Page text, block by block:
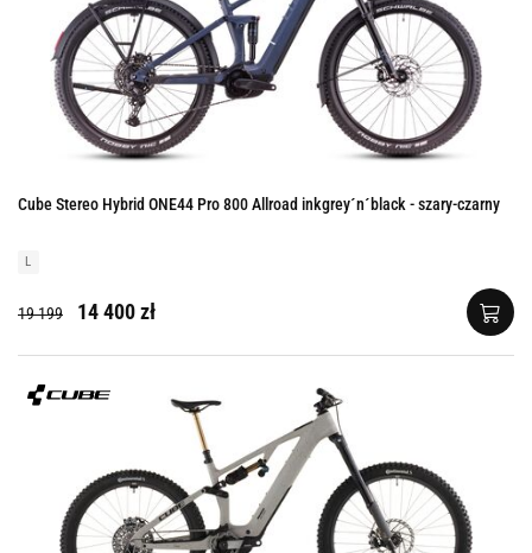
Cube Stereo Hybrid ONE44 Pro 800 Allroad inkgrey´n´black - szary-czarny
L
19 199 14 400 zł